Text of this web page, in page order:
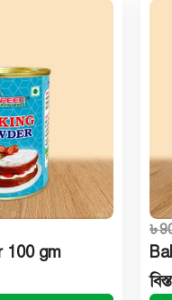
100 gm
৳